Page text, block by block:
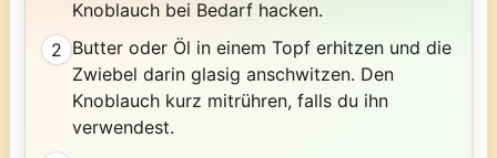
Knoblauch bei Bedarf hacken.
2 Butter oder Öl in einem Topf erhitzen und die
Zwiebel darin glasig anschwitzen. Den
Knoblauch kurz mitrühren, falls du ihn
verwendest.